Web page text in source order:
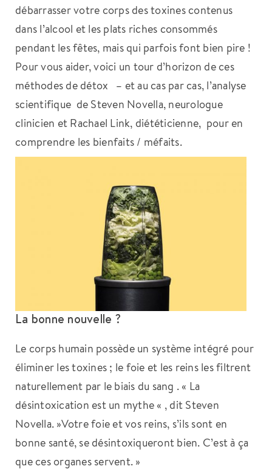
débarrasser votre corps des toxines contenus
dans l’alcool et les plats riches consommés
pendant les fêtes, mais qui parfois font bien pire !
Pour vous aider, voici un tour d’horizon de ces
méthodes de détox – et au cas par cas, l’analyse
scientifique de Steven Novella, neurologue
clinicien et Rachael Link, diététicienne, pour en
comprendre les bienfaits / méfaits.
La bonne nouvelle ?
Le corps humain possède un système intégré pour
éliminer les toxines ; le foie et les reins les filtrent
naturellement par le biais du sang . « La
désintoxication est un mythe « , dit Steven
Novella. »Votre foie et vos reins, s’ils sont en
bonne santé, se désintoxiqueront bien. C’est à ça
que ces organes servent. »